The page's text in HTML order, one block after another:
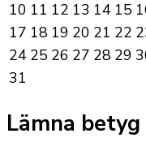
10 11 12 13 14 15
17 18 19 20 21 22
24 25 26 27 28 29
31
Lämna